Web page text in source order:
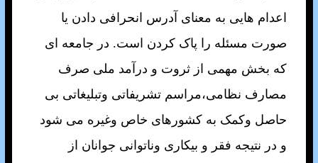
اعدام هايی به معنای آدرس انحرافی دادن يا
صورت مسئله را پاک کردن است. در جامعه ای
که بخش مهمی از ثروت و درآمد ملی صرف
مصارف نظامی،مراسم تشريفاتی وتبليغاتی بی
حاصل وکمک به کشورهای خاص وغيره می شود
و در نتيجه فقر و بيکاری وناتوانی جوانان از